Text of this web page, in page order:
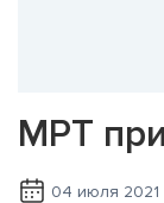
МРТ
04 июля 2021